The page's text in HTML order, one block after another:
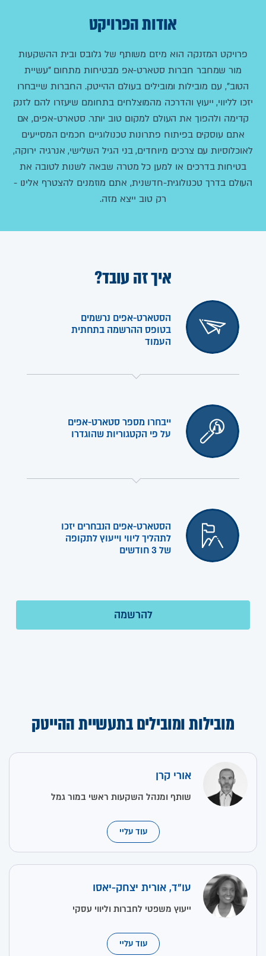
אודות הפרויקט
פרויקט המזנקה הוא מיזם משותף של גלובס ובית ההשקעות
מור שמחבר חברות סטארט-אפ מבטיחות מתחום "עשיית
הטוב", עם מובילות ומובילים בעולם ההייטק. החברות שייבחרו
יזכו לליווי, ייעוץ והדרכה מהמוצלחים בתחומם שיעזרו להם לזנק
קדימה ולהפוך את העולם למקום טוב יותר. סטארט-אפים, אם
אתם עוסקים בפיתוח פתרונות טכנולוגיים חכמים המסייעים
לאוכלוסיות עם צרכים מיוחדים, בני הגיל השלישי, אנרגיה ירוקה,
בטיחות בדרכים או למען כל מטרה שבאה לשנות לטובה את
העולם בדרך טכנולוגית-חדשנית, אתם מוזמנים להצטרף אלינו -
רק טוב ייצא מזה.
איך זה עובד?
הסטארט-אפים נרשמים
בטופס ההרשמה בתחתית
העמוד
ייבחרו מספר סטארט-אפים
על פי הקטגוריות שהוגדרו
הסטארט-אפים הנבחרים יזכו
לתהליך ליווי וייעוץ לתקופה
של 3 חודשים
מובילות ומובילים בתעשיית ההייטק
אורי קרן
שותף ומנהל השקעות ראשי במור גמל
עוד עליי
עו"ד, אורית יצחק-יאסו
ייעוץ משפטי לחברות וליווי עסקי
עוד עליי